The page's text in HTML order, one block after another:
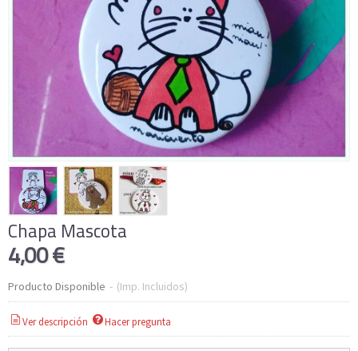
Chapa Mascota
4,00 €
Producto Disponible - (Imp. Incluidos)
Ver descripción Hacer pregunta